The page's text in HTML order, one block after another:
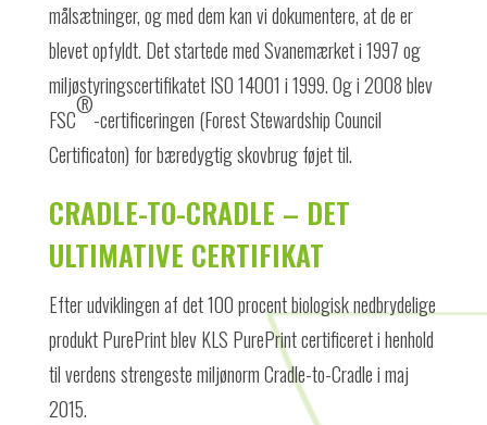
målsætninger, og med dem kan vi dokumentere, at de er
blevet opfyldt. Det startede med Svanemærket i 1997 og
miljøstyringscertifikatet ISO 14001 i 1999. Og i 2008 blev
FSC
®
-certificeringen (Forest Stewardship Council
Certificaton) for bæredygtig skovbrug føjet til.
CRADLE-TO-CRADLE – DET
ULTIMATIVE CERTIFIKAT
Efter udviklingen af det 100 procent biologisk nedbrydelige
produkt PurePrint blev KLS PurePrint certificeret i henhold
til verdens strengeste miljønorm Cradle-to-Cradle i maj
2015.